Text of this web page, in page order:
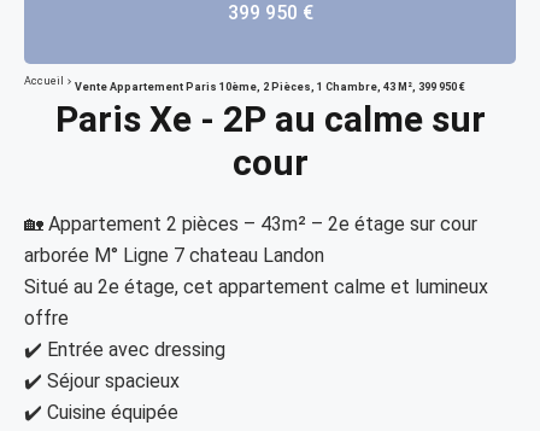
399 950 €
Accueil
Vente Appartement Paris 10ème, 2 Pièces, 1 Chambre, 43 M², 399 950 €
Paris Xe - 2P au calme sur
cour
🏡 Appartement 2 pièces – 43m² – 2e étage sur cour
arborée M° Ligne 7 chateau Landon
Situé au 2e étage, cet appartement calme et lumineux
offre
✔️ Entrée avec dressing
✔️ Séjour spacieux
✔️ Cuisine équipée